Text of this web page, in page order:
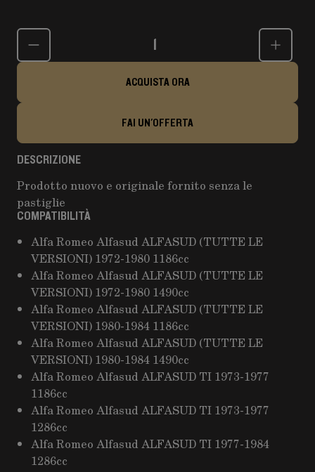
Quantità
ACQUISTA ORA
FAI UN'OFFERTA
DESCRIZIONE
Prodotto nuovo e originale fornito senza le
pastiglie
COMPATIBILITÀ
Alfa Romeo Alfasud ALFASUD (TUTTE LE
VERSIONI) 1972-1980 1186cc
Alfa Romeo Alfasud ALFASUD (TUTTE LE
VERSIONI) 1972-1980 1490cc
Alfa Romeo Alfasud ALFASUD (TUTTE LE
VERSIONI) 1980-1984 1186cc
Alfa Romeo Alfasud ALFASUD (TUTTE LE
VERSIONI) 1980-1984 1490cc
Alfa Romeo Alfasud ALFASUD TI 1973-1977
1186cc
Alfa Romeo Alfasud ALFASUD TI 1973-1977
1286cc
Alfa Romeo Alfasud ALFASUD TI 1977-1984
1286cc